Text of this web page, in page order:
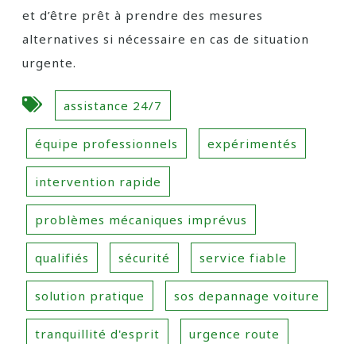
et d’être prêt à prendre des mesures
alternatives si nécessaire en cas de situation
urgente.
assistance 24/7
équipe professionnels expérimentés
intervention rapide
problèmes mécaniques imprévus
qualifiés sécurité service fiable
solution pratique sos depannage voiture
tranquillité d'esprit urgence route